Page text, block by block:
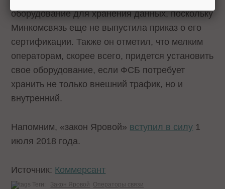
оборудование для хранения данных, поскольку
Минкомсвязь еще не выпустила приказ о его
сертификации. Также он отметил, что мелким
операторам, скорее всего, придется установить
свое оборудование, если ФСБ потребует
хранить не только внешний трафик, но и
внутренний.
Напомним, «закон Яровой» вступил в силу 1
июля 2018 года.
Источник: Коммерсант
Теги: Закон Яровой Операторы связи